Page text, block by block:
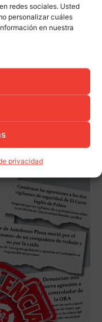
redes sociales. Usted
personalizar cuáles
en nuestra
privacidad